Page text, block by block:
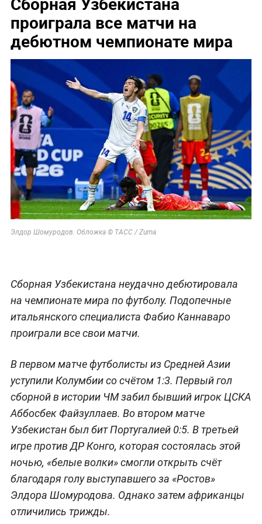
проиграла все матчи на
дебютном чемпионате мира
Элдор Шомуродов. Обложка © ТАСС / Zuma
Сборная Узбекистана неудачно дебютировала
на чемпионате мира по футболу. Подопечные
итальянского специалиста Фабио Каннаваро
проиграли все свои матчи.
В первом матче футболисты из Средней Азии
уступили Колумбии со счётом 1:3. Первый гол
сборной в истории ЧМ забил бывший игрок ЦСКА
Аббосбек Файзуллаев. Во втором матче
Узбекистан был бит Португалией 0:5. В третьей
игре против ДР Конго, которая состоялась этой
ночью, «белые волки» смогли открыть счёт
благодаря голу выступавшего за «Ростов»
Элдора Шомуродова. Однако затем африканцы
отличились трижды.